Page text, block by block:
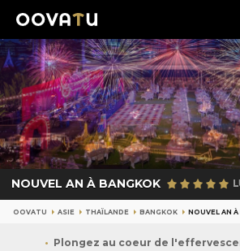
NOUVEL AN À BANGKOK
OOVATU ASIE THAÏLANDE BANGKOK NOUVEL AN
Plongez au coeur de